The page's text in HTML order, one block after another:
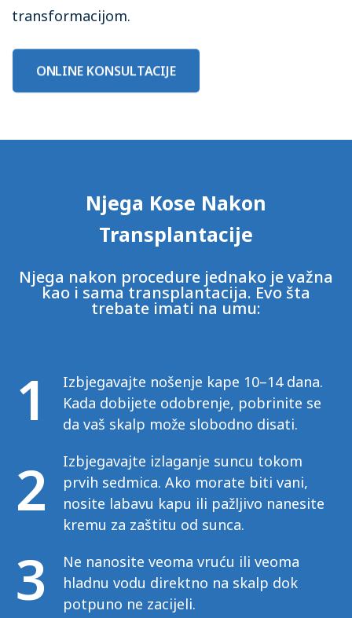
transformacijom.
ONLINE KONSULTACIJE
Njega Kose Nakon
Transplantacije
Njega nakon procedure jednako je važna
kao i sama transplantacija. Evo šta
trebate imati na umu:
1
Izbjegavajte nošenje kape 10–14 dana.
Kada dobijete odobrenje, pobrinite se
da vaš skalp može slobodno disati.
2
Izbjegavajte izlaganje suncu tokom
prvih sedmica. Ako morate biti vani,
nosite labavu kapu ili pažljivo nanesite
kremu za zaštitu od sunca.
3
Ne nanosite veoma vruću ili veoma
hladnu vodu direktno na skalp dok
potpuno ne zacijeli.